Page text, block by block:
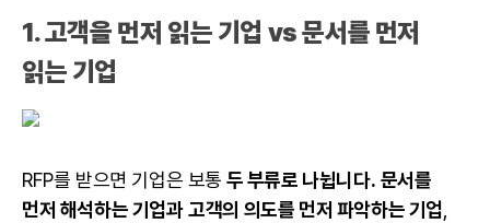
1. 고객을 먼저 읽는 기업 vs 문서를 먼저
읽는 기업
RFP를 받으면 기업은 보통 두 부류로 나뉩니다. 문서를
먼저 해석하는 기업과 고객의 의도를 먼저 파악하는 기업,